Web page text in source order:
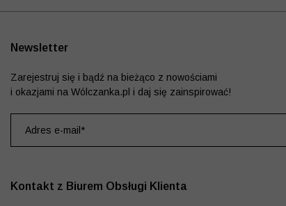
Kontakt z Biurem Obsługi Klienta
Newsletter
Zarejestruj się i bądź na bieżąco z nowościami
i okazjami na Wólczanka.pl i daj się zainspirować!